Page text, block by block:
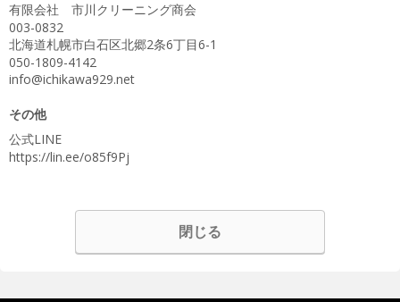
有限会社 市川クリーニング商会
003-0832
北海道札幌市白石区北郷2条6丁目6-1
050-1809-4142
info@ichikawa929.net
その他
公式LINE
https://lin.ee/o85f9Pj
閉じる